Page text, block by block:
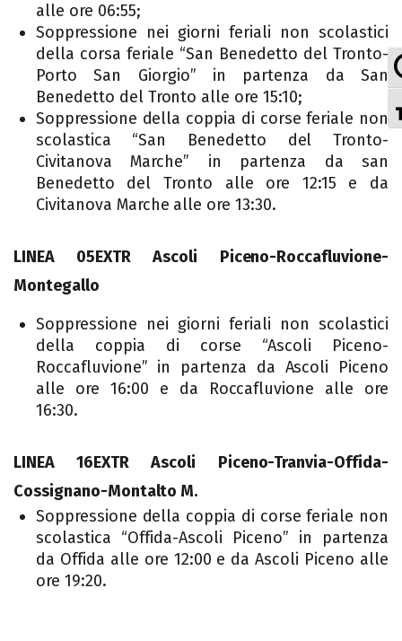
alle ore 06:55;
Soppressione nei giorni feriali non scolastici
della corsa feriale “San Benedetto del Tronto-
Porto San Giorgio” in partenza da San
Benedetto del Tronto alle ore 15:10;
Soppressione della coppia di corse feriale non
scolastica “San Benedetto del Tronto-
Civitanova Marche” in partenza da san
Benedetto del Tronto alle ore 12:15 e da
Civitanova Marche alle ore 13:30.
LINEA 05EXTR Ascoli Piceno-Roccafluvione-
Montegallo
Soppressione nei giorni feriali non scolastici
della coppia di corse “Ascoli Piceno-
Roccafluvione” in partenza da Ascoli Piceno
alle ore 16:00 e da Roccafluvione alle ore
16:30.
LINEA 16EXTR Ascoli Piceno-Tranvia-Offida-
Cossignano-Montalto M.
Soppressione della coppia di corse feriale non
scolastica “Offida-Ascoli Piceno” in partenza
da Offida alle ore 12:00 e da Ascoli Piceno alle
ore 19:20.